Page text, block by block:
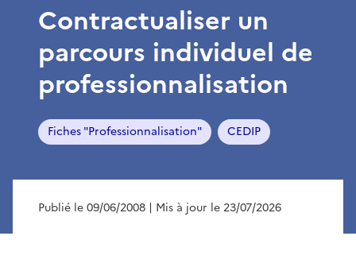
Contractualiser un
parcours individuel de
professionnalisation
Fiches "Professionnalisation" CEDIP
Publié le 09/06/2008 | Mis à jour le 23/07/2026